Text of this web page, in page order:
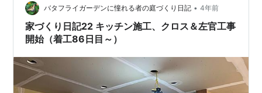
ので永く使わせていただいたはてなブログから移行した
します。 最終投稿は6月16日分です。(移行作業などの
為、し…
バタフライガーデンに憧れる者の庭づくり日記 • 4年前
家づくり日記22 キッチン施工、クロス＆左官工事
開始（着工86日目～）